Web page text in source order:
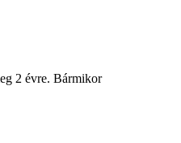
2 évre. Bármikor